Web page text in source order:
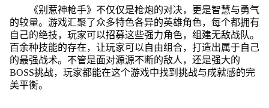
《别惹神枪手》不仅仅是枪炮的对决，更是智慧与勇气
的较量。游戏汇聚了众多特色各异的英雄角色，每个都拥有
自己的绝技，玩家可以招募这些强力角色，组建无敌战队。
百余种技能的存在，让玩家可以自由组合，打造出属于自己
的最强战术。不管是面对源源不断的敌人，还是强大的
BOSS挑战，玩家都能在这个游戏中找到挑战与成就感的完
美平衡。